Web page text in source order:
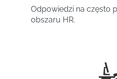
Odpowiedzi na często
obszaru HR.